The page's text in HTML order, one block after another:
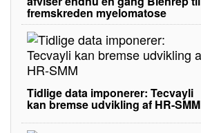
fremskreden myelomatose
Tidlige data imponerer: Tecvayli
kan bremse udvikling af HR-SMM